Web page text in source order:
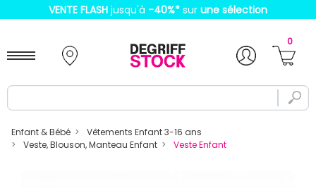
VENTE FLASH jusqu'à -40%* sur une sélection
0
Enfant & Bébé
Vêtements Enfant 3-16 ans
Veste, Blouson, Manteau Enfant
Veste Enfant